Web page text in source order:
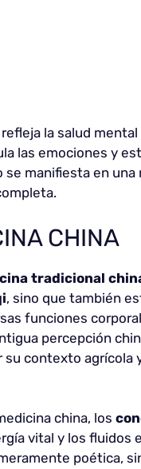
refleja la salud
las emociones y
se manifiesta en
CHINA
tradicional
, sino que también
funciones
percepción
contexto agrícola
china, los
vital y los fluidos
poética,